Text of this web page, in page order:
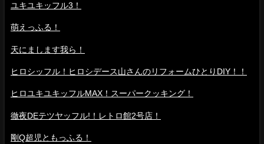
ユキユキッフル3！
萌えっふる！
天にまします我ら！
ヒロシッフル！ヒロシデース山さんのリフォームひとりDIY！！
ヒロユキユキッフルMAX！スーパークッキング！
徹夜DEテツヤッフル!！レトロ館2号店！
剛Q超児ともっふる！